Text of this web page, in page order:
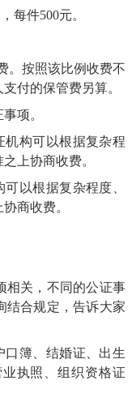
每件500元。
。按照该比例收费不
付的保管费另算。
项。
机构可以根据复杂程
上协商收费。
以根据复杂程度、
商收费。
相关，不同的公证事
结合规定，告诉大家
口簿、结婚证、出生
执照、组织资格证